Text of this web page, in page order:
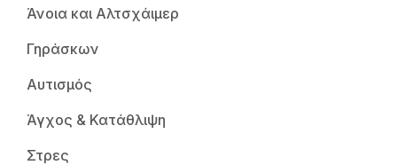
Άνοια και Αλτσχάιμερ
Γηράσκων
Αυτισμός
Άγχος & Κατάθλιψη
Στρες